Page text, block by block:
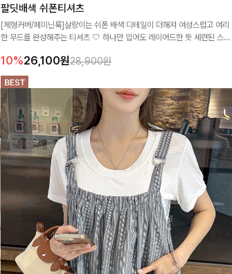
팔딧배색 쉬폰티셔츠
[체형커버/페미닌룩]살랑이는 쉬폰 배색 디테일이 더해져 여성스럽고 여리
한 무드를 완성해주는 티셔츠 🤍 하나만 입어도 레이어드한 듯 세련된 스타
10%26,100원28,900원